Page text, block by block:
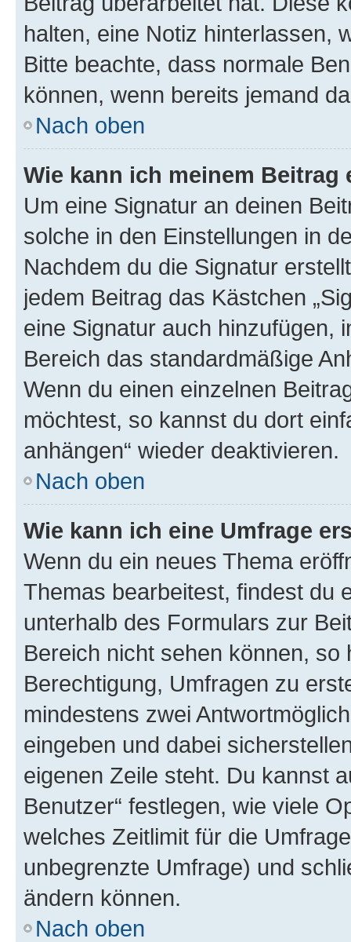
halten, eine Notiz hinterlassen,
Bitte beachte, dass normale
können, wenn bereits jemand
Nach oben
Wie kann ich meinem
Um eine Signatur an deinen
solche in den Einstellungen in
Nachdem du die Signatur
jedem Beitrag das Kästchen
eine Signatur auch hinzufügen,
Bereich das standardmäßige
Wenn du einen einzelnen
möchtest, so kannst du dort
anhängen“ wieder deaktivieren.
Nach oben
Wie kann ich eine Umfrage
Wenn du ein neues Thema
Themas bearbeitest, findest du
unterhalb des Formulars zur
Bereich nicht sehen können,
Berechtigung, Umfragen zu
mindestens zwei
eingeben und dabei
eigenen Zeile steht. Du kannst
Benutzer“ festlegen, wie viele
welches Zeitlimit für die
unbegrenzte Umfrage) und
ändern können.
Nach oben